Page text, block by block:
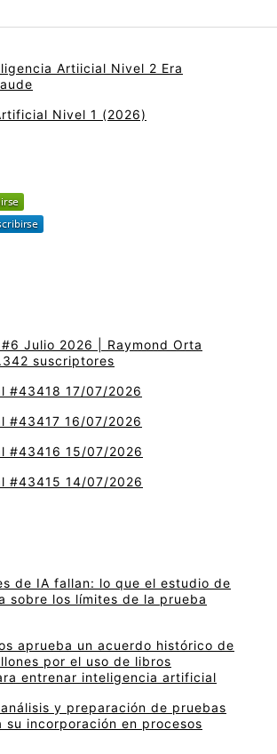
Artiicial Nivel 2 Era
Nivel 1 (2026)
Julio 2026 | Raymond Orta
suscriptores
#43418 17/07/2026
#43417 16/07/2026
#43416 15/07/2026
#43415 14/07/2026
de IA fallan: lo que el estudio de
sobre los límites de la prueba
aprueba un acuerdo histórico de
por el uso de libros
entrenar inteligencia artificial
y preparación de pruebas
su incorporación en procesos